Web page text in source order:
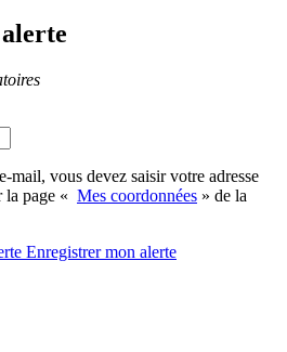
mail, vous devez saisir votre adresse
la page « Mes coordonnées » de la
Enregistrermon alerte